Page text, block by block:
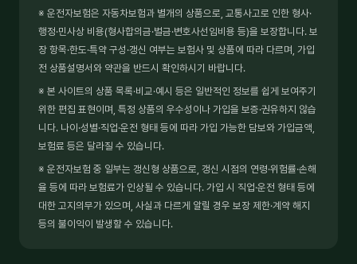
※ 운전자보험은 자동차보험과 별개의 상품으로, 교통사고로 인한 형사·
행정·민사상 비용(형사합의금·벌금·변호사선임비용 등)을 보장합니다. 보
장 항목·한도·특약 구성·갱신 여부는 보험사 및 상품에 따라 다르며, 가입
전 상품설명서와 약관을 반드시 확인하시기 바랍니다.
※ 본 사이트의 상품 목록·비교·예시 등은 일반적인 정보를 쉽게 보여주기
위한 편집 표현이며, 특정 상품의 우수성이나 가입을 보증·권유하지 않습
니다. 나이·성별·직업·운전 형태 등에 따라 가입 가능한 담보와 가입금액,
보험료 등은 달라질 수 있습니다.
※ 운전자보험 중 일부는 갱신형 상품으로, 갱신 시점의 연령·위험률·손해
율 등에 따라 보험료가 인상될 수 있습니다. 가입 시 직업·운전 형태 등에
대한 고지의무가 있으며, 사실과 다르게 알릴 경우 보장 제한·계약 해지
등의 불이익이 발생할 수 있습니다.